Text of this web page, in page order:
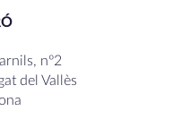
nº2
del Vallès